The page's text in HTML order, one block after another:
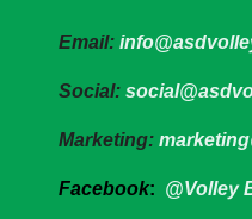
Email:
Social:
Marketing:
Facebook: @Volley